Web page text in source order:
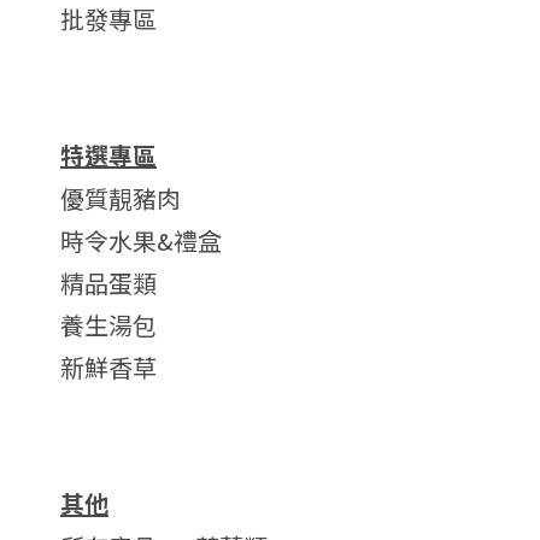
批發專區
特選專區
優質靚豬肉
時令水果&禮盒
精品蛋類
養生湯包
新鮮香草
其他